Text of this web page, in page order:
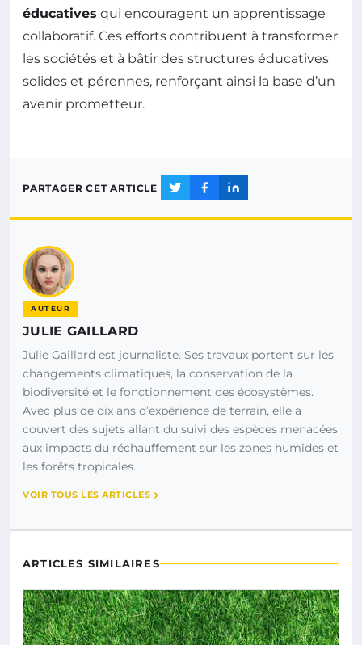
éducatives qui encouragent un apprentissage
collaboratif. Ces efforts contribuent à transformer
les sociétés et à bâtir des structures éducatives
solides et pérennes, renforçant ainsi la base d’un
avenir prometteur.
PARTAGER CET ARTICLE
AUTEUR
JULIE GAILLARD
Julie Gaillard est journaliste. Ses travaux portent sur les
changements climatiques, la conservation de la
biodiversité et le fonctionnement des écosystèmes.
Avec plus de dix ans d’expérience de terrain, elle a
couvert des sujets allant du suivi des espèces menacées
aux impacts du réchauffement sur les zones humides et
les forêts tropicales.
VOIR TOUS LES ARTICLES
ARTICLES SIMILAIRES